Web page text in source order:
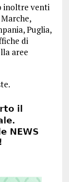
inoltre venti
Puglia,
di
aree